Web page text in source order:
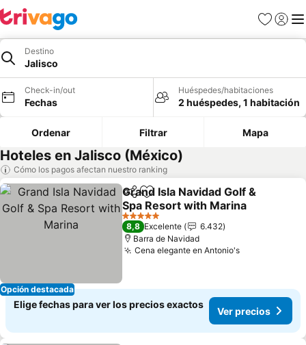
Favoritos
Iniciar
Destino
Jalisco
Check-in/out
Fechas
Huéspedes/habitaciones
2 huéspedes, 1 habitación
Ordenar Filtrar Mapa
Hoteles en Jalisco (México)
Cómo los pagos afectan nuestro ranking
Opción destacada
CompartirAgregar a favoritos
Grand Isla Navidad Golf &
Spa Resort with Marina
5 Estrellas
8,8 Excelente
6.432
Barra de Navidad
Cena elegante en Antonio's
Elige fechas para ver los precios exactos
Ver precios